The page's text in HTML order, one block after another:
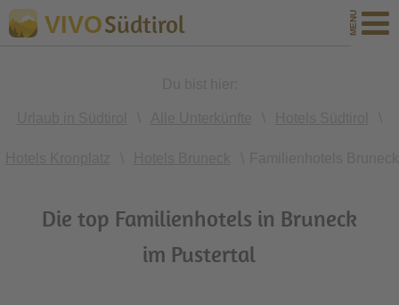
VIVOSüdtirol
Die top Familienhotels in Bruneck
im Pustertal